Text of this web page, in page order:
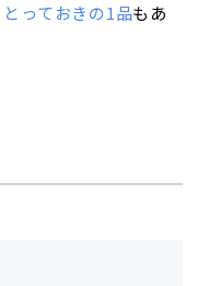
とっておきの1品もあ